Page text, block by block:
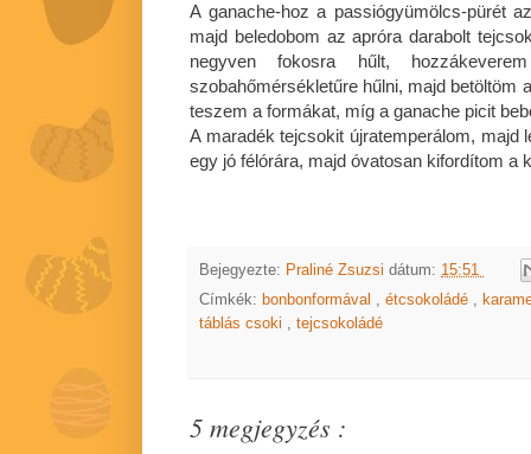
A ganache-hoz a passiógyümölcs-pürét
majd beledobom az apróra darabolt
negyven fokosra hűlt,
szobahőmérsékletűre hűlni, majd betöltöm
teszem a formákat, míg a ganache picit
A maradék tejcsokit újratemperálom, majd
egy jó félórára, majd óvatosan kifordítom a
Bejegyezte: Praliné Zsuzsi dátum: 15:51
Címkék: bonbonformával , étcsokoládé ,
táblás csoki , tejcsokoládé
5 megjegyzés :